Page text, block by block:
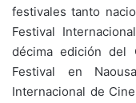
festivales tanto
Festival
décima edición del
Festival en
Internacional de